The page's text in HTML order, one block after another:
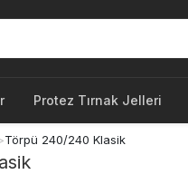
Protez Tırnak Jelleri
Törpü 240/240 Klasik